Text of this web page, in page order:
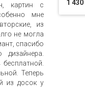
1 430
картин с
мне
из
не могла
спасибо
Теперь
из досок у